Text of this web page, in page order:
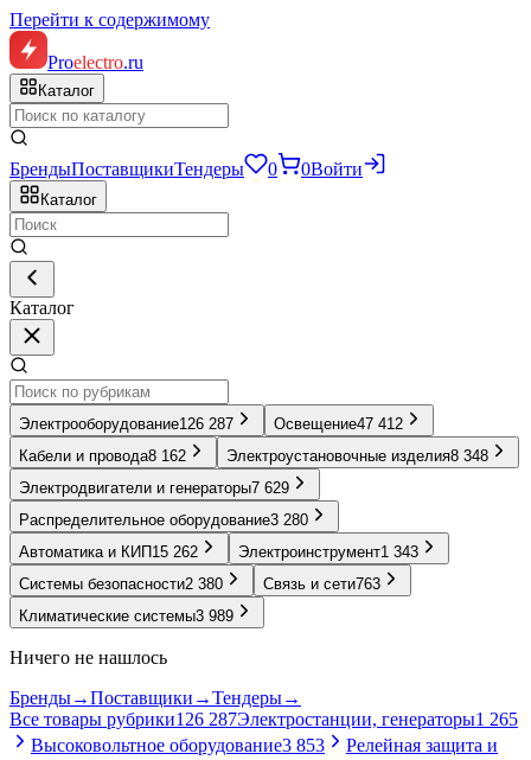
Перейти к содержимому
Proelectro.ru
Каталог
БрендыПоставщикиТендеры 0 0Войти
Каталог
Каталог
Электрооборудование126 287 Освещение47 412
Кабели и провода8 162 Электроустановочные изделия8 348
Электродвигатели и генераторы7 629
Распределительное оборудование3 280
Автоматика и КИП 15 262 Электроинструмент1 343
Системы безопасности2 380 Связь и сети763
Климатические системы3 989
Ничего не нашлось
Бренды→Поставщики →Тендеры→
Все товары рубрики126 287Электростанции, генераторы1 265
Высоковольтное оборудование3 853
Релейная защита и